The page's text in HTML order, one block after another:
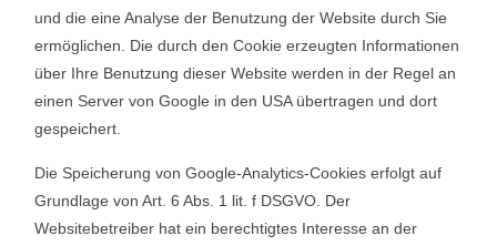
und die eine Analyse der Benutzung der Website durch Sie
ermöglichen. Die durch den Cookie erzeugten Informationen
über Ihre Benutzung dieser Website werden in der Regel an
einen Server von Google in den USA übertragen und dort
gespeichert.
Die Speicherung von Google-Analytics-Cookies erfolgt auf
Grundlage von Art. 6 Abs. 1 lit. f DSGVO. Der
Websitebetreiber hat ein berechtigtes Interesse an der